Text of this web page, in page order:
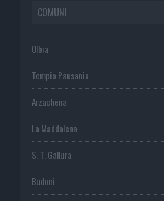
COMUNI
Olbia
Tempio Pausania
Arzachena
La Maddalena
S. T. Gallura
Budoni